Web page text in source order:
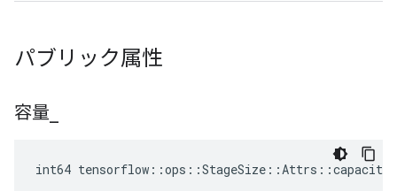
パブリック属性
容量
int64